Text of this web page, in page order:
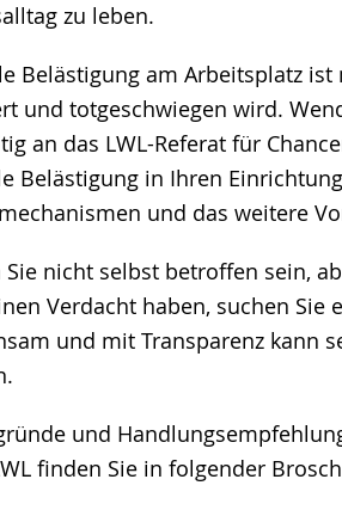
zu leben.
Belästigung am Arbeitsplatz
und totgeschwiegen wird.
an das LWL-Referat für
Belästigung in Ihren
und das weitere
Sie nicht selbst betroffen sein,
Verdacht haben, suchen
und mit Transparenz kann
und
finden Sie in folgender